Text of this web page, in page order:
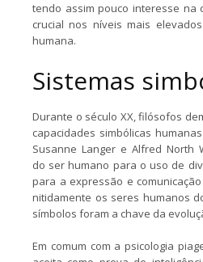
tendo assim pouco interesse na
crucial nos níveis mais
humana.
Sistemas
Durante o século XX, filósofos
capacidades simbólicas
Susanne Langer e Alfred North
do ser humano para o uso de
para a expressão e
nitidamente os seres humanos
símbolos foram a chave da
Em comum com a psicologia